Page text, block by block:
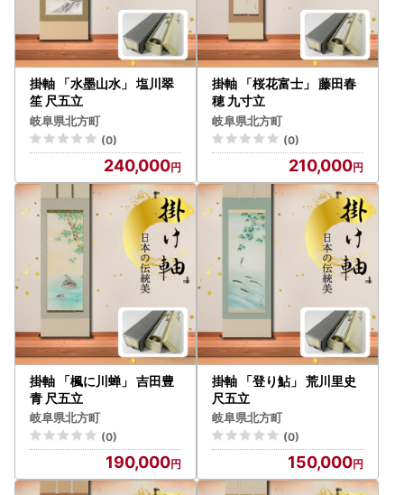
掛軸 「水墨山水」 塩川翠
笙 尺五立
岐阜県北方町
(0)
240,000
掛軸 「桜花富士」 藤田春
穂 九寸立
岐阜県北方町
(0)
210,000
掛軸 「楓に川蝉」 吉田豊
青 尺五立
岐阜県北方町
(0)
190,000
掛軸 「登り鮎」 荒川里史
尺五立
岐阜県北方町
(0)
150,000